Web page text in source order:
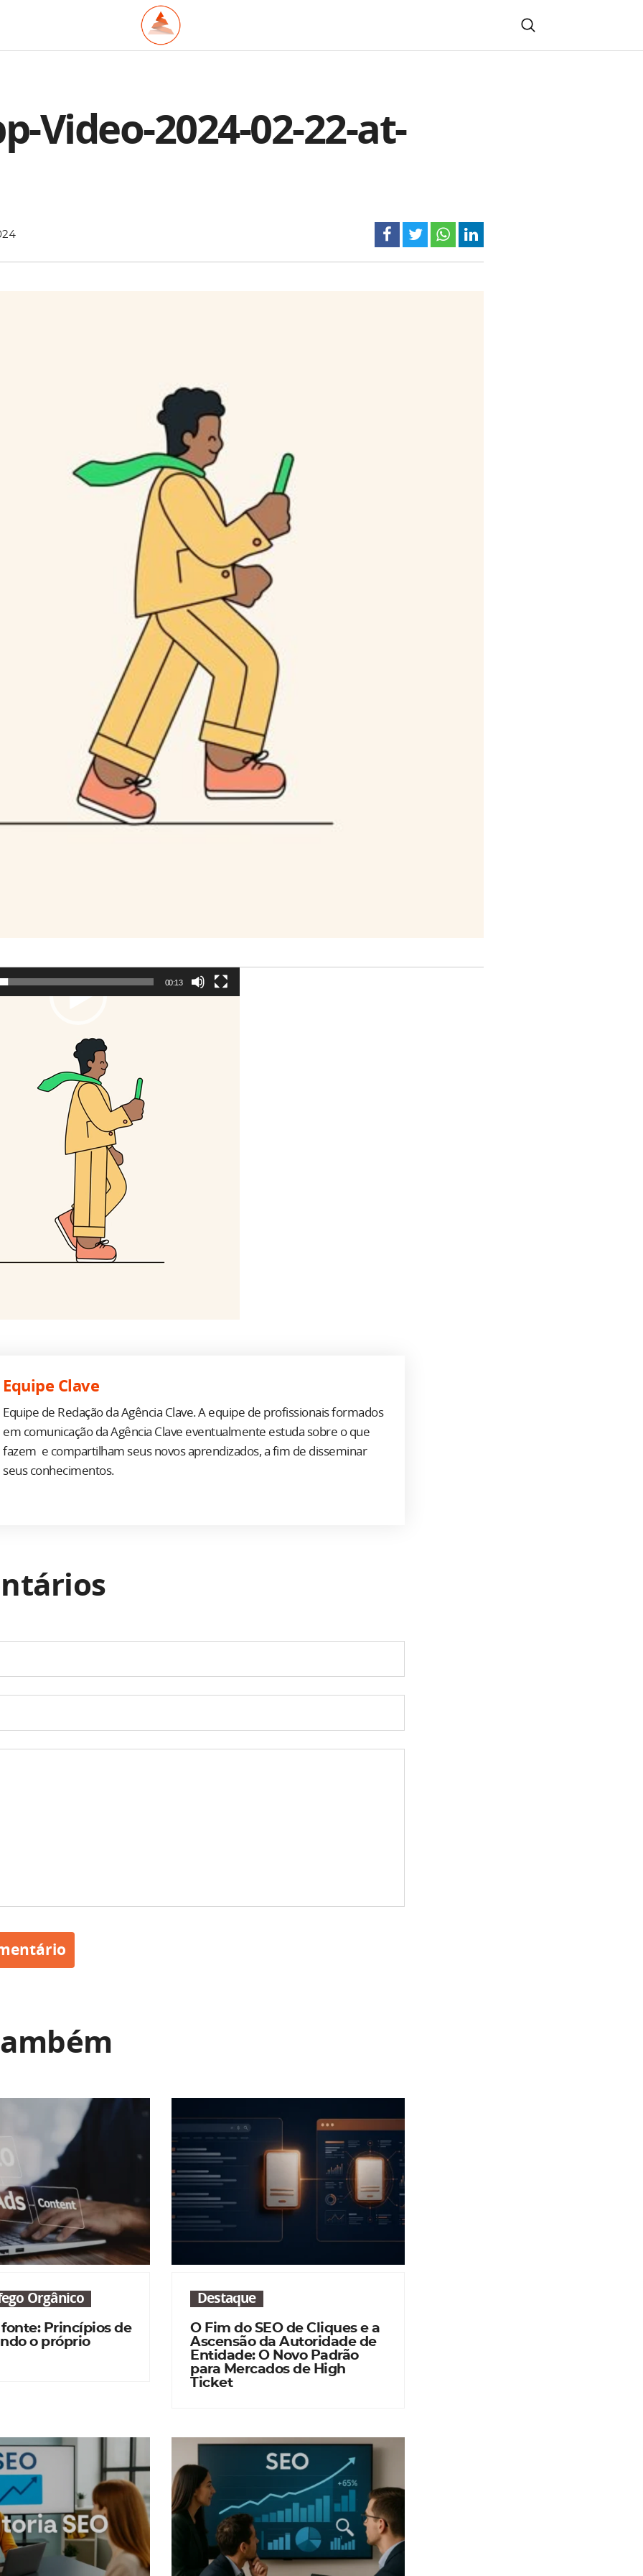
Video-2024-02-22-at-
00:13
Equipe Clave
Equipe de Redação da Agência Clave. A equipe de profissionais formados
em comunicação da Agência Clave eventualmente estuda sobre o que
fazem e compartilham seus novos aprendizados, a fim de disseminar
seus conhecimentos.
Orgânico
Princípios de
o próprio
Destaque
O Fim do SEO de Cliques e a
Ascensão da Autoridade de
Entidade: O Novo Padrão
para Mercados de High
Ticket